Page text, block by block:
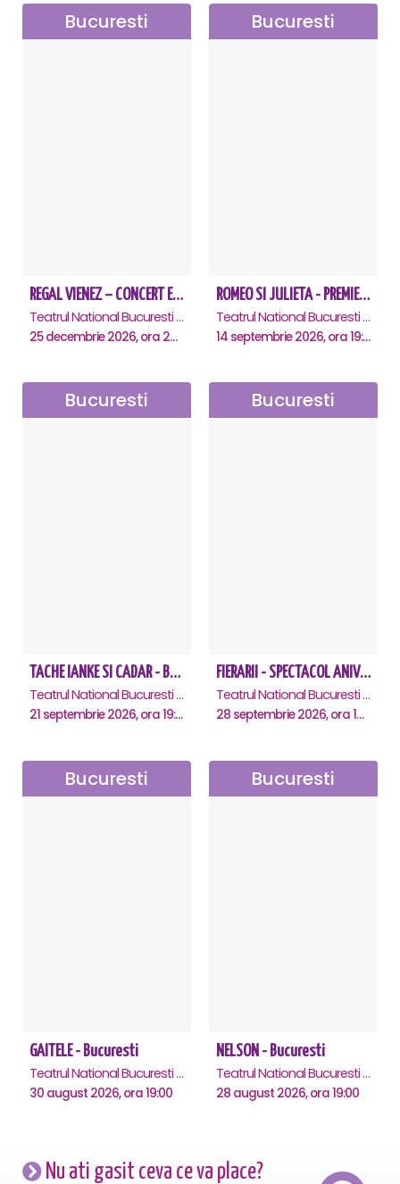
Bucuresti
REGAL VIENEZ – CONCERT EXTRAORDINAR DE CRACIUN - Bucuresti
Teatrul National Bucuresti - Sala Ion Caramitru, Bucuresti
25 decembrie 2026, ora 20:00
Bucuresti
ROMEO SI JULIETA - PREMIERA OFICIALA - Bucuresti
Teatrul National Bucuresti - Sala Ion Caramitru, Bucuresti
14 septembrie 2026, ora 19:00
Bucuresti
TACHE IANKE SI CADAR - Bucuresti
Teatrul National Bucuresti - Sala Ion Caramitru, Bucuresti
21 septembrie 2026, ora 19:00
Bucuresti
FIERARII - SPECTACOL ANIVERSAR GEORGE MIHĂIȚĂ
Teatrul National Bucuresti - Sala Ion Caramitru, Bucuresti
28 septembrie 2026, ora 19:00
Bucuresti
GAITELE - Bucuresti
Teatrul National Bucuresti - Sala Ion Caramitru, Bucuresti
30 august 2026, ora 19:00
Bucuresti
NELSON - Bucuresti
Teatrul National Bucuresti - Sala Ion Caramitru, Bucuresti
28 august 2026, ora 19:00
Nu ati gasit ceva ce va place?